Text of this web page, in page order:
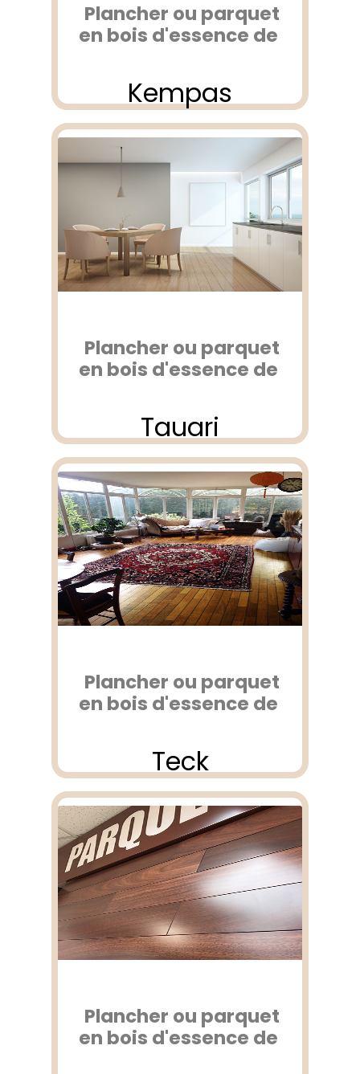
Plancher ou parquet
en bois d'essence de
Kempas
Plancher ou parquet
en bois d'essence de
Tauari
Plancher ou parquet
en bois d'essence de
Teck
Plancher ou parquet
en bois d'essence de